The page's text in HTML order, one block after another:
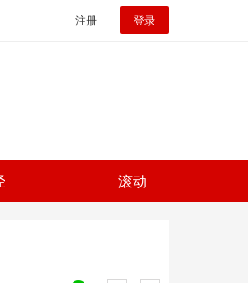
注册 登录
滚动